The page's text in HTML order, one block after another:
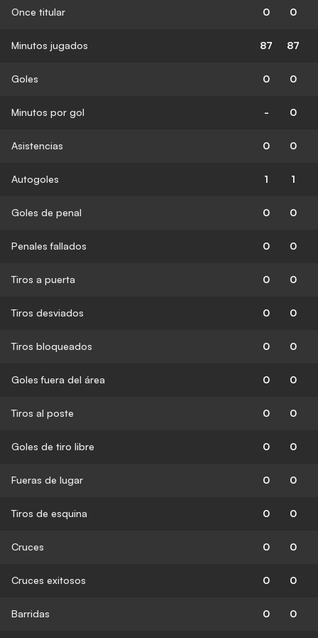
Once titular 0 0
Minutos jugados 87 87
Goles 0 0
Minutos por gol - 0
Asistencias 0 0
Autogoles 1 1
Goles de penal 0 0
Penales fallados 0 0
Tiros a puerta 0 0
Tiros desviados 0 0
Tiros bloqueados 0 0
Goles fuera del área 0 0
Tiros al poste 0 0
Goles de tiro libre 0 0
Fueras de lugar 0 0
Tiros de esquina 0 0
Cruces 0 0
Cruces exitosos 0 0
Barridas 0 0